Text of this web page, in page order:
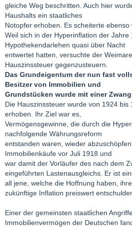
gleiche Weg beschritten. Auch hier
Haushalts ein staatliches
Notopfer erhoben. Es scheiterte ebenso
Weil sich in der Hyperinflation der Jahre
Hypothekendarlehen quasi über Nacht
entwertet hatten, versuchte der
Hauszinssteuer gegenzusteuern.
Das Grundeigentum der nun fast
Besitzer von Immobilien und
Grundstücken wurde mit einer
Die Hauszinssteuer wurde von 1924
erhoben. Ihr Ziel war es,
Vermögensgewinne, die durch die
nachfolgende Währungsreform
entstanden waren, wieder
Immobilienkäufe vor Juli 1918 und
war damit der Vorläufer des nach dem
eingeführten Lastenausgleichs. Er ist
all jene, welche die Hoffnung haben,
zukünftige Inflation preiswert
Einer der gemeinsten staatlichen
Immobilienvermögen der Deutschen